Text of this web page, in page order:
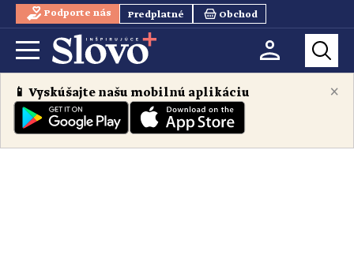
Podporte nás Predplatné Obchod
×
📱 Vyskúšajte našu mobilnú aplikáciu